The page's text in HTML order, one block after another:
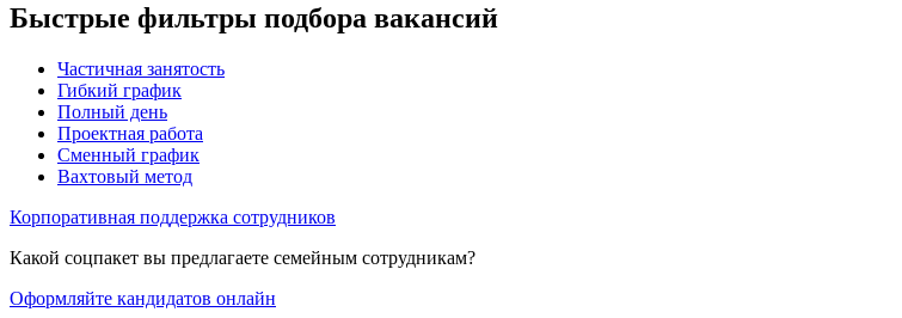
Быстрые фильтры подбора вакансий
Частичная занятость
Гибкий график
Полный день
Проектная работа
Сменный график
Вахтовый метод
Корпоративная поддержка сотрудников
Какой соцпакет вы предлагаете семейным сотрудникам?
Оформляйте кандидатов онлайн